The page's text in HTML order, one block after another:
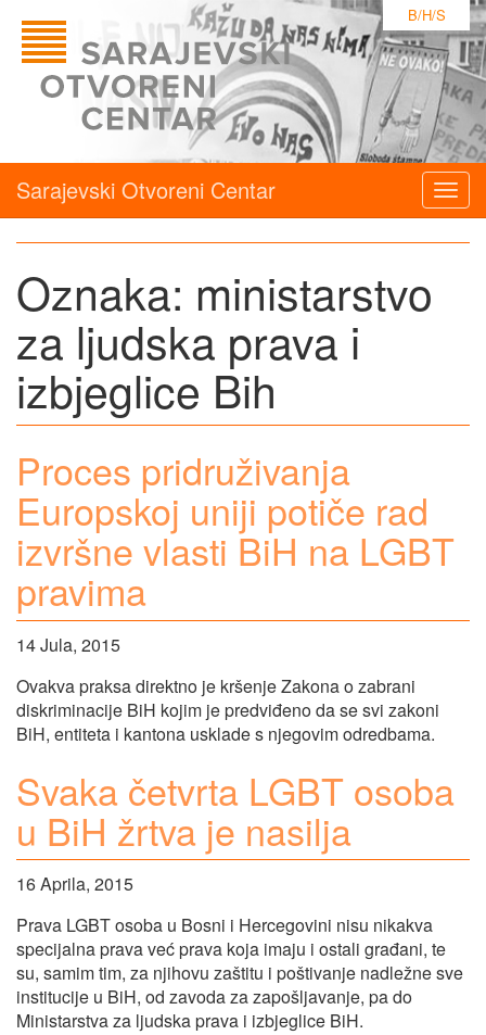
B/H/S
Sarajevski Otvoreni Centar
Oznaka: ministarstvo
za ljudska prava i
izbjeglice Bih
Proces pridruživanja
Europskoj uniji potiče rad
izvršne vlasti BiH na LGBT
pravima
14 Jula, 2015
Ovakva praksa direktno je kršenje Zakona o zabrani
diskriminacije BiH kojim je predviđeno da se svi zakoni
BiH, entiteta i kantona usklade s njegovim odredbama.
Svaka četvrta LGBT osoba
u BiH žrtva je nasilja
16 Aprila, 2015
Prava LGBT osoba u Bosni i Hercegovini nisu nikakva
specijalna prava već prava koja imaju i ostali građani, te
su, samim tim, za njihovu zaštitu i poštivanje nadležne sve
institucije u BiH, od zavoda za zapošljavanje, pa do
Ministarstva za ljudska prava i izbjeglice BiH.